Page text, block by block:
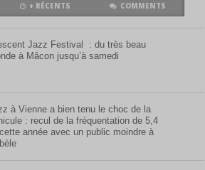
+ RÉCENTS COMMENTS
Jazz Festival : du très beau
à Mâcon jusqu’à samedi
à Vienne a bien tenu le choc de la
: recul de la fréquentation de 5,4
année avec un public moindre à